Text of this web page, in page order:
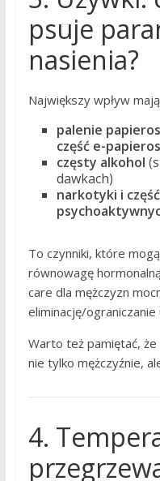
psuje
nasienia?
Największy wpływ
palenie
część e-
częsty alkohol
dawkach)
narkotyki i
To czynniki, które
równowagę
care dla mężczyzn
eliminację/ograniczanie
Warto też pamiętać, że
nie tylko mężczyźnie,
4.